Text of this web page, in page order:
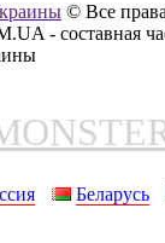
© Все
- составная
Беларусь